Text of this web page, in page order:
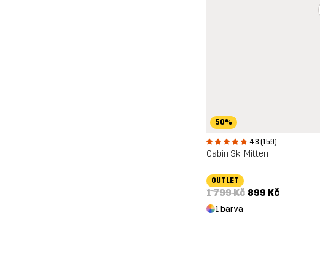
50%
4.8 (159)
Cabin Ski Mitten
OUTLET
1 799 Kč 899 Kč
1 barva